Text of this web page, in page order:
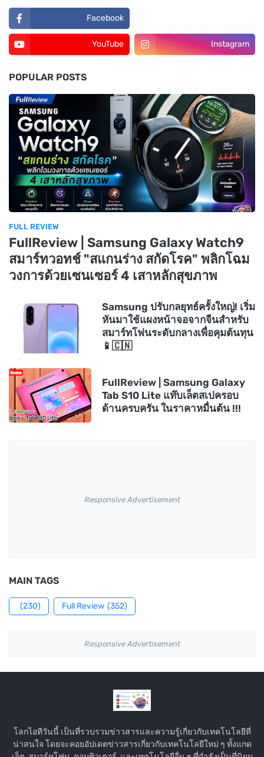
Facebook
YouTube Instagram
POPULAR POSTS
FULL REVIEW
FullReview | Samsung Galaxy Watch9
สมาร์ทวอทช์ "สแกนร่าง สกัดโรค" พลิกโฉม
วงการด้วยเซนเซอร์ 4 เสาหลักสุขภาพ
Samsung ปรับกลยุทธ์ครั้งใหญ่! เริ่ม
หันมาใช้แผงหน้าจอจากจีนสำหรับ
สมาร์ทโฟนระดับกลางเพื่อคุมต้นทุน
📱🇨🇳
FullReview | Samsung Galaxy
Tab S10 Lite แท๊บเล็ตสเปครอบ
ด้านครบครัน ในราคาหมื่นต้น !!!
Responsive Advertisement
MAIN TAGS
(230) Full Review (352)
Responsive Advertisement
โลกไอทีวันนี้ เป็นที่รวบรวมข่าวสารและความรู้เกี่ยวกับเทคโนโลยีที่
น่าสนใจ โดยจะคอยอัปเดตข่าวสารเกี่ยวกับเทคโนโลยีใหม่ ๆ ทั้งแกด